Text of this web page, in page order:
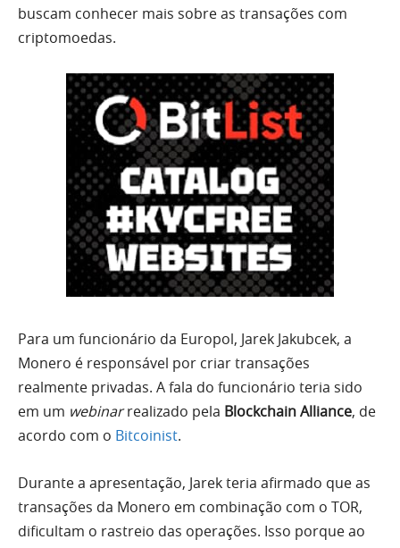
buscam conhecer mais sobre as transações com
criptomoedas.
Para um funcionário da Europol, Jarek Jakubcek, a
Monero é responsável por criar transações
realmente privadas. A fala do funcionário teria sido
em um webinarrealizado pela Blockchain Alliance, de
acordo com o Bitcoinist.
Durante a apresentação, Jarek teria afirmado que as
transações da Monero em combinação com o TOR,
dificultam o rastreio das operações. Isso porque ao